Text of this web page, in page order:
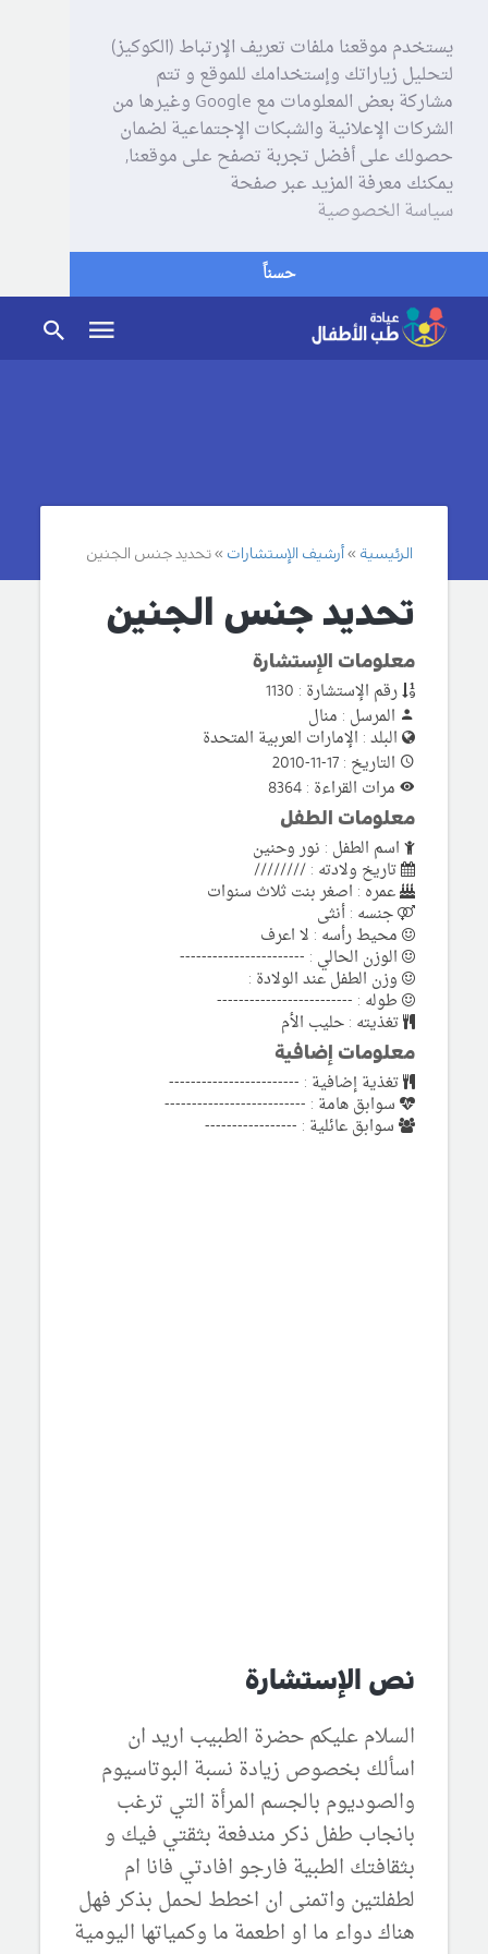
يستخدم موقعنا ملفات تعريف الإرتباط (الكوكيز)
لتحليل زياراتك وإستخدامك للموقع و تتم
مشاركة بعض المعلومات مع Google وغيرها من
الشركات الإعلانية والشبكات الإجتماعية لضمان
حصولك على أفضل تجربة تصفح على موقعنا,
يمكنك معرفة المزيد عبر صفحة
سياسة الخصوصية
حسناً
الرئيسية أرشيف الإستشارات تحديد جنس الجنين
تحديد جنس الجنين
معلومات الإستشارة
رقم الإستشارة : 1130
المرسل : منال
البلد : الإمارات العربية المتحدة
التاريخ : 17-11-2010
مرات القراءة : 8364
معلومات الطفل
اسم الطفل : نور وحنين
تاريخ ولادته : ////////
عمره : اصغر بنت ثلاث سنوات
جنسه : أنثى
محيط رأسه : لا اعرف
الوزن الحالي : -----------------------
وزن الطفل عند الولادة :
طوله : -------------------------
تغذيته : حليب الأم
معلومات إضافية
تغذية إضافية : ------------------------
سوابق هامة : --------------------------
سوابق عائلية : -----------------
نص الإستشارة
السلام عليكم حضرة الطبيب اريد ان
اسألك بخصوص زيادة نسبة البوتاسيوم
والصوديوم بالجسم المرأة التي ترغب
بانجاب طفل ذكر مندفعة بثقتي فيك و
بثقافتك الطبية فارجو افادتي فانا ام
لطفلتين واتمنى ان اخطط لحمل بذكر فهل
هناك دواء ما او اطعمة ما وكمياتها اليومية